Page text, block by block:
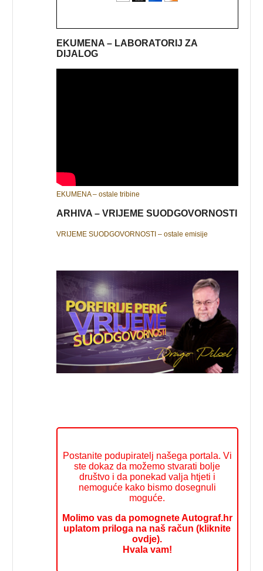
EKUMENA – LABORATORIJ ZA
DIJALOG
EKUMENA – ostale tribine
ARHIVA – VRIJEME SUODGOVORNOSTI
VRIJEME SUODGOVORNOSTI – ostale emisije
Postanite podupiratelj našega portala. Vi
ste dokaz da možemo stvarati bolje
društvo i da ponekad valja htjeti i
nemoguće kako bismo dosegnuli
moguće.
Molimo vas da pomognete Autograf.hr
uplatom priloga na naš račun (kliknite
ovdje).
Hvala vam!